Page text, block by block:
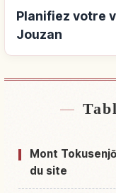
Planifiez votre
Jouzan
Activités
Mont
du site